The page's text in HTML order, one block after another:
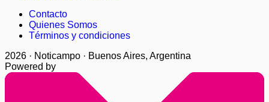
Contacto
Quienes Somos
Términos y condiciones
2026 · Noticampo · Buenos Aires, Argentina
Powered by